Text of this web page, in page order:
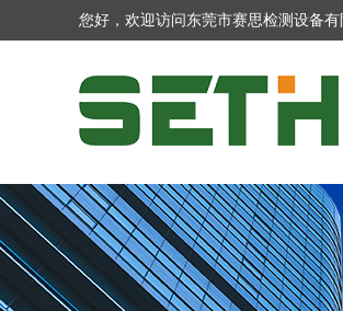
您好，欢迎访问东莞市赛思检测设备有